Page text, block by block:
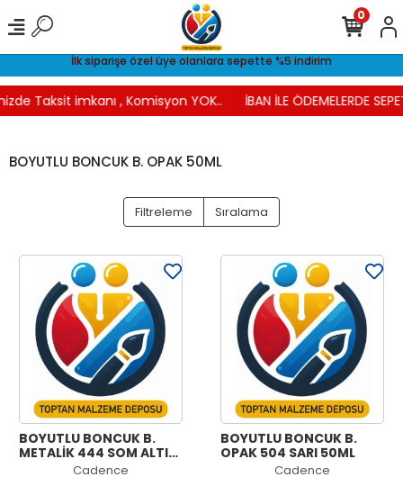
İlk siparişe özel üye olanlara sepette %5 indirim
Taksit imkanı , Komisyon YOK.. İBAN İLE ÖDEMELERDE
0
BOYUTLU BONCUK B. OPAK 50ML
Filtreleme Sıralama
BOYUTLU BONCUK B.
METALİK 444 SOM ALTIN
Cadence
BOYUTLU BONCUK B.
OPAK 504 SARI 50ML
Cadence